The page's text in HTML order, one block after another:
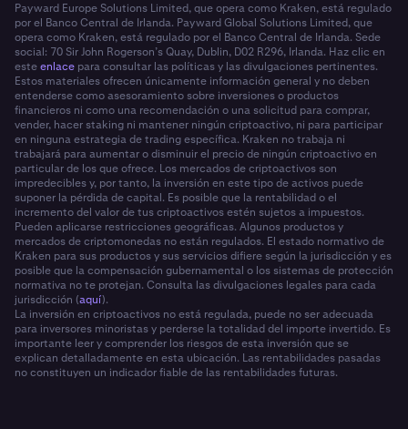
Payward Europe Solutions Limited, que opera como Kraken, está regulado
por el Banco Central de Irlanda. Payward Global Solutions Limited, que
opera como Kraken, está regulado por el Banco Central de Irlanda. Sede
social: 70 Sir John Rogerson’s Quay, Dublin, D02 R296, Irlanda. Haz clic en
esteenlace para consultar las políticas y las divulgaciones pertinentes.
Estos materiales ofrecen únicamente información general y no deben
entenderse como asesoramiento sobre inversiones o productos
financieros ni como una recomendación o una solicitud para comprar,
vender, hacer staking ni mantener ningún criptoactivo, ni para participar
en ninguna estrategia de trading específica. Kraken no trabaja ni
trabajará para aumentar o disminuir el precio de ningún criptoactivo en
particular de los que ofrece. Los mercados de criptoactivos son
impredecibles y, por tanto, la inversión en este tipo de activos puede
suponer la pérdida de capital. Es posible que la rentabilidad o el
incremento del valor de tus criptoactivos estén sujetos a impuestos.
Pueden aplicarse restricciones geográficas. Algunos productos y
mercados de criptomonedas no están regulados. El estado normativo de
Kraken para sus productos y sus servicios difiere según la jurisdicción y es
posible que la compensación gubernamental o los sistemas de protección
normativa no te protejan. Consulta las divulgaciones legales para cada
jurisdicción (aquí).
La inversión en criptoactivos no está regulada, puede no ser adecuada
para inversores minoristas y perderse la totalidad del importe invertido. Es
importante leer y comprender los riesgos de esta inversión que se
explican detalladamente en esta ubicación. Las rentabilidades pasadas
no constituyen un indicador fiable de las rentabilidades futuras.